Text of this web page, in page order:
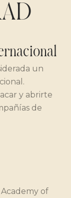
un
y abrirte
de
of